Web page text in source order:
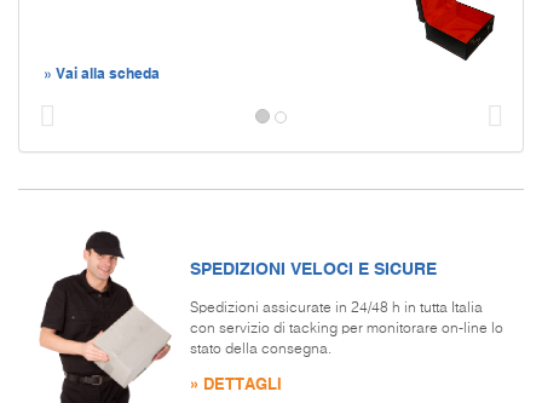
» Vai alla scheda
SPEDIZIONI VELOCI E SICURE
Spedizioni assicurate in 24/48 h in tutta Italia
con servizio di tacking per monitorare on-line lo
stato della consegna.
» DETTAGLI